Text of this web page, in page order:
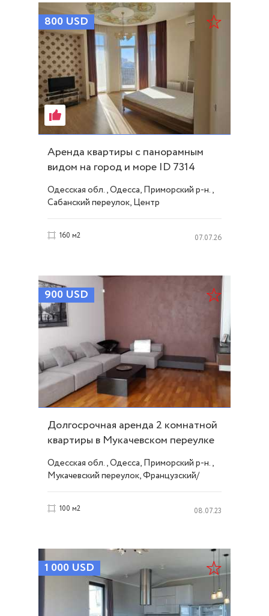
800 USD
Аренда квартиры с панорамным
видом на город и море ID 7314
Одесская обл., Одесса, Приморский р-н.,
Сабанский переулок, Центр
160 м2 07.07.26
900 USD
Долгосрочная аренда 2 комнатной
квартиры в Мукачевском переулке
ID 38832
Одесская обл., Одесса, Приморский р-н.,
Мукачевский переулок, Французский/
100 м2 08.07.23
1 000 USD